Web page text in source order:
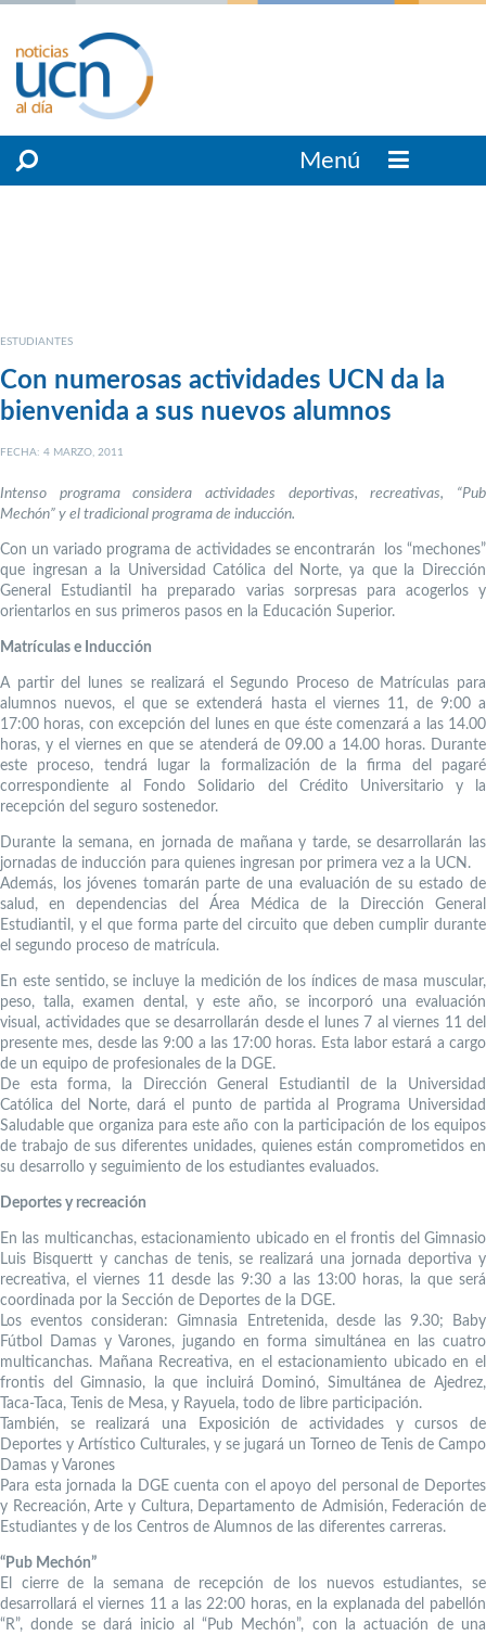
Menú
ESTUDIANTES
Con numerosas actividades UCN da la
bienvenida a sus nuevos alumnos
FECHA: 4 MARZO, 2011
Intenso programa considera actividades deportivas, recreativas, “Pub
Mechón” y el tradicional programa de inducción.
Con un variado programa de actividades se encontrarán los “mechones”
que ingresan a la Universidad Católica del Norte, ya que la Dirección
General Estudiantil ha preparado varias sorpresas para acogerlos y
orientarlos en sus primeros pasos en la Educación Superior.
Matrículas e Inducción
A partir del lunes se realizará el Segundo Proceso de Matrículas para
alumnos nuevos, el que se extenderá hasta el viernes 11, de 9:00 a
17:00 horas, con excepción del lunes en que éste comenzará a las 14.00
horas, y el viernes en que se atenderá de 09.00 a 14.00 horas. Durante
este proceso, tendrá lugar la formalización de la firma del pagaré
correspondiente al Fondo Solidario del Crédito Universitario y la
recepción del seguro sostenedor.
Durante la semana, en jornada de mañana y tarde, se desarrollarán las
jornadas de inducción para quienes ingresan por primera vez a la UCN.
Además, los jóvenes tomarán parte de una evaluación de su estado de
salud, en dependencias del Área Médica de la Dirección General
Estudiantil, y el que forma parte del circuito que deben cumplir durante
el segundo proceso de matrícula.
En este sentido, se incluye la medición de los índices de masa muscular,
peso, talla, examen dental, y este año, se incorporó una evaluación
visual, actividades que se desarrollarán desde el lunes 7 al viernes 11 del
presente mes, desde las 9:00 a las 17:00 horas. Esta labor estará a cargo
de un equipo de profesionales de la DGE.
De esta forma, la Dirección General Estudiantil de la Universidad
Católica del Norte, dará el punto de partida al Programa Universidad
Saludable que organiza para este año con la participación de los equipos
de trabajo de sus diferentes unidades, quienes están comprometidos en
su desarrollo y seguimiento de los estudiantes evaluados.
Deportes y recreación
En las multicanchas, estacionamiento ubicado en el frontis del Gimnasio
Luis Bisquertt y canchas de tenis, se realizará una jornada deportiva y
recreativa, el viernes 11 desde las 9:30 a las 13:00 horas, la que será
coordinada por la Sección de Deportes de la DGE.
Los eventos consideran: Gimnasia Entretenida, desde las 9.30; Baby
Fútbol Damas y Varones, jugando en forma simultánea en las cuatro
multicanchas. Mañana Recreativa, en el estacionamiento ubicado en el
frontis del Gimnasio, la que incluirá Dominó, Simultánea de Ajedrez,
Taca-Taca, Tenis de Mesa, y Rayuela, todo de libre participación.
También, se realizará una Exposición de actividades y cursos de
Deportes y Artístico Culturales, y se jugará un Torneo de Tenis de Campo
Damas y Varones
Para esta jornada la DGE cuenta con el apoyo del personal de Deportes
y Recreación, Arte y Cultura, Departamento de Admisión, Federación de
Estudiantes y de los Centros de Alumnos de las diferentes carreras.
“Pub Mechón”
El cierre de la semana de recepción de los nuevos estudiantes, se
desarrollará el viernes 11 a las 22:00 horas, en la explanada del pabellón
“R”, donde se dará inicio al “Pub Mechón”, con la actuación de una